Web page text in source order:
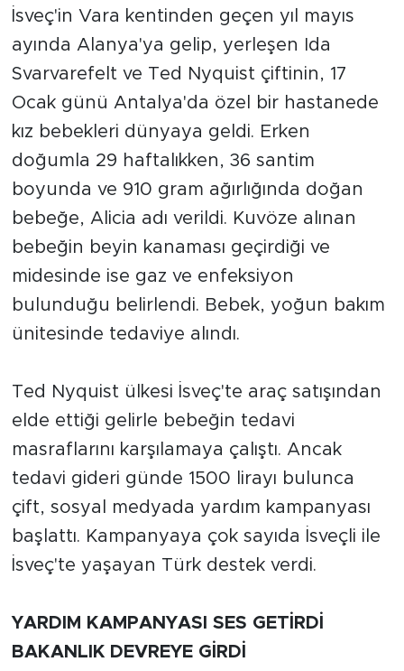
İsveç'in Vara kentinden geçen yıl mayıs
ayında Alanya'ya gelip, yerleşen Ida
Svarvarefelt ve Ted Nyquist çiftinin, 17
Ocak günü Antalya'da özel bir hastanede
kız bebekleri dünyaya geldi. Erken
doğumla 29 haftalıkken, 36 santim
boyunda ve 910 gram ağırlığında doğan
bebeğe, Alicia adı verildi. Kuvöze alınan
bebeğin beyin kanaması geçirdiği ve
midesinde ise gaz ve enfeksiyon
bulunduğu belirlendi. Bebek, yoğun bakım
ünitesinde tedaviye alındı.
Ted Nyquist ülkesi İsveç'te araç satışından
elde ettiği gelirle bebeğin tedavi
masraflarını karşılamaya çalıştı. Ancak
tedavi gideri günde 1500 lirayı bulunca
çift, sosyal medyada yardım kampanyası
başlattı. Kampanyaya çok sayıda İsveçli ile
İsveç'te yaşayan Türk destek verdi.
YARDIM KAMPANYASI SES GETİRDİ
BAKANLIK DEVREYE GİRDİ